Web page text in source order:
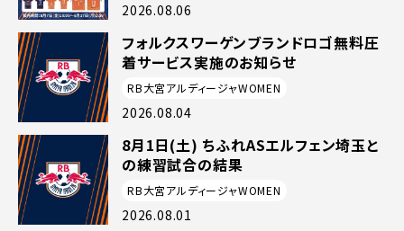
2026.08.06
フォルクスワーゲンブランドロゴ無料圧
着サービス実施のお知らせ
RB大宮アルディージャWOMEN
2026.08.04
8月1日(土) ちふれASエルフェン埼玉と
の練習試合の結果
RB大宮アルディージャWOMEN
2026.08.01